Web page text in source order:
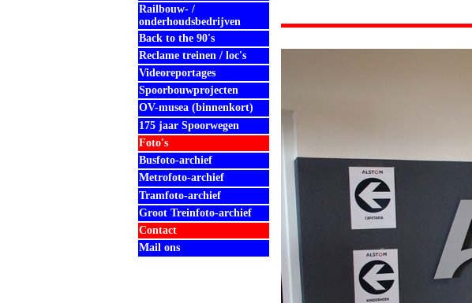
Railbouw- /
onderhoudsbedrijven
Back to the 90's
Reclame treinen / loc's
Videoreportages
Spoorbouwprojecten
OV-musea (binnenkort)
175 jaar Spoorwegen
Foto's
Busfoto-archief
Metrofoto-archief
Tramfoto-archief
Groot Treinfoto-archief
Contact
Mail ons